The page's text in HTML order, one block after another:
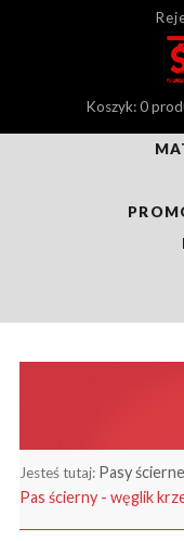
Koszyk: 0
Jesteś tutaj: Pasy ścierne
Pas ścierny - węglik